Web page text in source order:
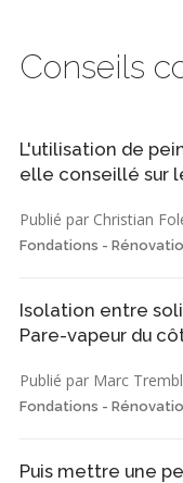
Conseils
L'utilisation de
elle conseillé sur
Publié par Christian
Fondations -
Isolation entre
Pare-vapeur du
Publié par Marc
Fondations -
Puis mettre une